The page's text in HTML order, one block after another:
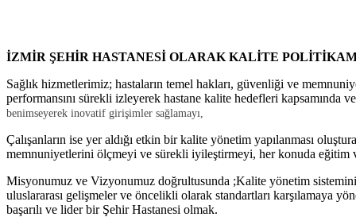
İZMİR ŞEHİR HASTANESİ OLARAK KALİTE
Sağlık hizmetlerimiz; hastaların temel hakları, güvenliği ve
performansını sürekli izleyerek hastane kalite hedefleri
benimseyerek inovatif girişimler sağlamayı,
Çalışanların ise yer aldığı etkin bir kalite yönetim yapılanması
memnuniyetlerini ölçmeyi ve sürekli iyileştirmeyi, her konuda eğitim
Misyonumuz ve Vizyonumuz doğrultusunda ;Kalite yönetim
uluslararası gelişmeler ve öncelikli olarak standartları karşılamaya
başarılı ve lider bir Şehir Hastanesi olmak.